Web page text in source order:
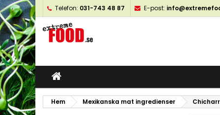
Telefon: 031-743 48 87 E-post:
Hem Mexikanska mat ingredienser